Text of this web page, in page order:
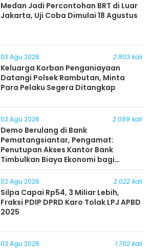
Medan Jadi Percontohan BRT di Luar
Jakarta, Uji Coba Dimulai 18 Agustus
03 Agu 2026 2.803 kali
Keluarga Korban Penganiayaan
Datangi Polsek Rambutan, Minta
Para Pelaku Segera Ditangkap
03 Agu 2026 2.089 kali
Demo Berulang di Bank
Pematangsiantar, Pengamat:
Penutupan Akses Kantor Bank
Timbulkan Biaya Ekonomi bagi
Masyarakat
02 Agu 2026 2.022 kali
Silpa Capai Rp54, 3 Miliar Lebih,
Fraksi PDIP DPRD Karo Tolak LPJ APBD
2025
03 Agu 2026 1.762 kali